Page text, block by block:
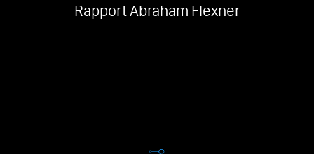
Rapport Abraham Flexner